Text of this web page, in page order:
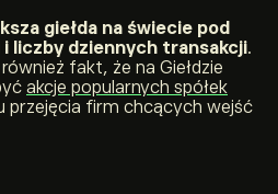
giełda na świecie pod
i liczby dziennych transakcji.
fakt, że na Giełdzie
akcje popularnych spółek
przejęcia firm chcących wejść